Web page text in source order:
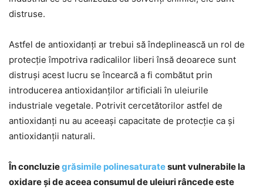
distruse.
Astfel de antioxidanți ar trebui să îndeplinească un rol de
protecție împotriva radicalilor liberi însă deoarece sunt
distruși acest lucru se încearcă a fi combătut prin
introducerea antioxidanților artificiali în uleiurile
industriale vegetale. Potrivit cercetătorilor astfel de
antioxidanți nu au aceeași capacitate de protecție ca și
antioxidanții naturali.
În concluziegrăsimile polinesaturatesunt vulnerabile la
oxidare și de aceea consumul de uleiuri râncede este